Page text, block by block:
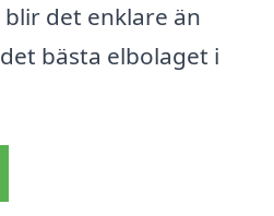
det enklare än
bästa elbolaget i